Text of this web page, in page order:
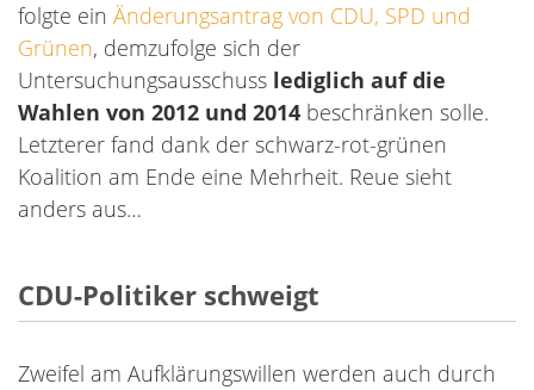
folgte ein Änderungsantrag von CDU, SPD und
Grünen, demzufolge sich der
Untersuchungsausschuss lediglich auf die
Wahlen von 2012 und 2014 beschränken solle.
Letzterer fand dank der schwarz-rot-grünen
Koalition am Ende eine Mehrheit. Reue sieht
anders aus…
CDU-Politiker schweigt
Zweifel am Aufklärungswillen werden auch durch